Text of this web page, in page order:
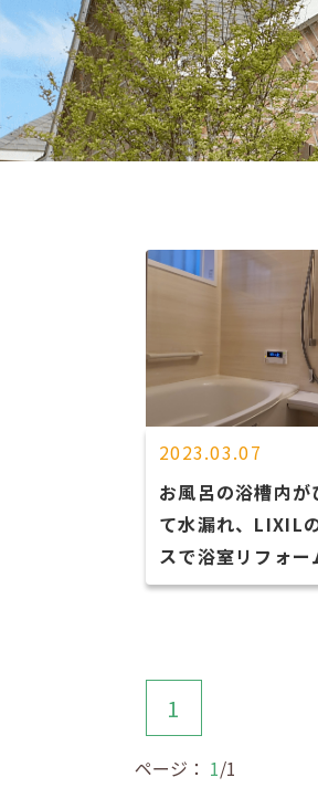
2023.03.07
お風呂の浴槽内が
て水漏れ、LIXIL
スで浴室リフォー
1
ページ： 1/1